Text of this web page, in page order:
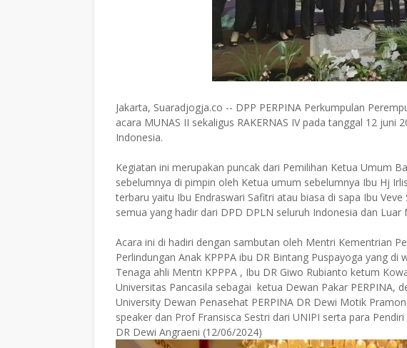
Jakarta, Suaradjogja.co -- DPP PERPINA Perkumpulan
acara MUNAS II sekaligus RAKERNAS IV pada tanggal 12 juni
Indonesia.
Kegiatan ini merupakan puncak dari Pemilihan Ketua Umum
sebelumnya di pimpin oleh Ketua umum sebelumnya Ibu Hj
terbaru yaitu Ibu Endraswari Safitri atau biasa di sapa Ibu
semua yang hadir dari DPD DPLN seluruh Indonesia dan Luar
Acara ini di hadiri dengan sambutan oleh Mentri Kementrian
Perlindungan Anak KPPPA ibu DR Bintang Puspayoga yang di
Tenaga ahli Mentri KPPPA , Ibu DR Giwo Rubianto ketum
Universitas Pancasila sebagai ketua Dewan Pakar PERPINA,
University Dewan Penasehat PERPINA DR Dewi Motik
speaker dan Prof Fransisca Sestri dari UNIPI serta para
DR Dewi Angraeni (12/06/2024)